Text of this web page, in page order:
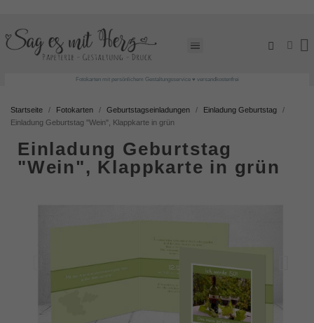
Fotokarten mit persönlichem Gestaltungsservice ♥ versandkostenfrei
Startseite Fotokarten Geburtstagseinladungen
Einladung Geburtstag
Einladung Geburtstag "Wein", Klappkarte in grün
Einladung Geburtstag
"Wein", Klappkarte in grün